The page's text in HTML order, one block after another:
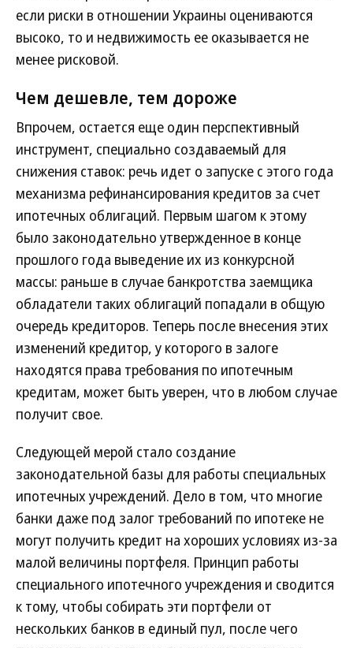
если риски в отношении Украины оцениваются
высоко, то и недвижимость ее оказывается не
менее рисковой.
Чем дешевле, тем дороже
Впрочем, остается еще один перспективный
инструмент, специально создаваемый для
снижения ставок: речь идет о запуске с этого года
механизма рефинансирования кредитов за счет
ипотечных облигаций. Первым шагом к этому
было законодательно утвержденное в конце
прошлого года выведение их из конкурсной
массы: раньше в случае банкротства заемщика
обладатели таких облигаций попадали в общую
очередь кредиторов. Теперь после внесения этих
изменений кредитор, у которого в залоге
находятся права требования по ипотечным
кредитам, может быть уверен, что в любом случае
получит свое.
Следующей мерой стало создание
законодательной базы для работы специальных
ипотечных учреждений. Дело в том, что многие
банки даже под залог требований по ипотеке не
могут получить кредит на хороших условиях из-за
малой величины портфеля. Принцип работы
специального ипотечного учреждения и сводится
к тому, чтобы собирать эти портфели от
нескольких банков в единый пул, после чего